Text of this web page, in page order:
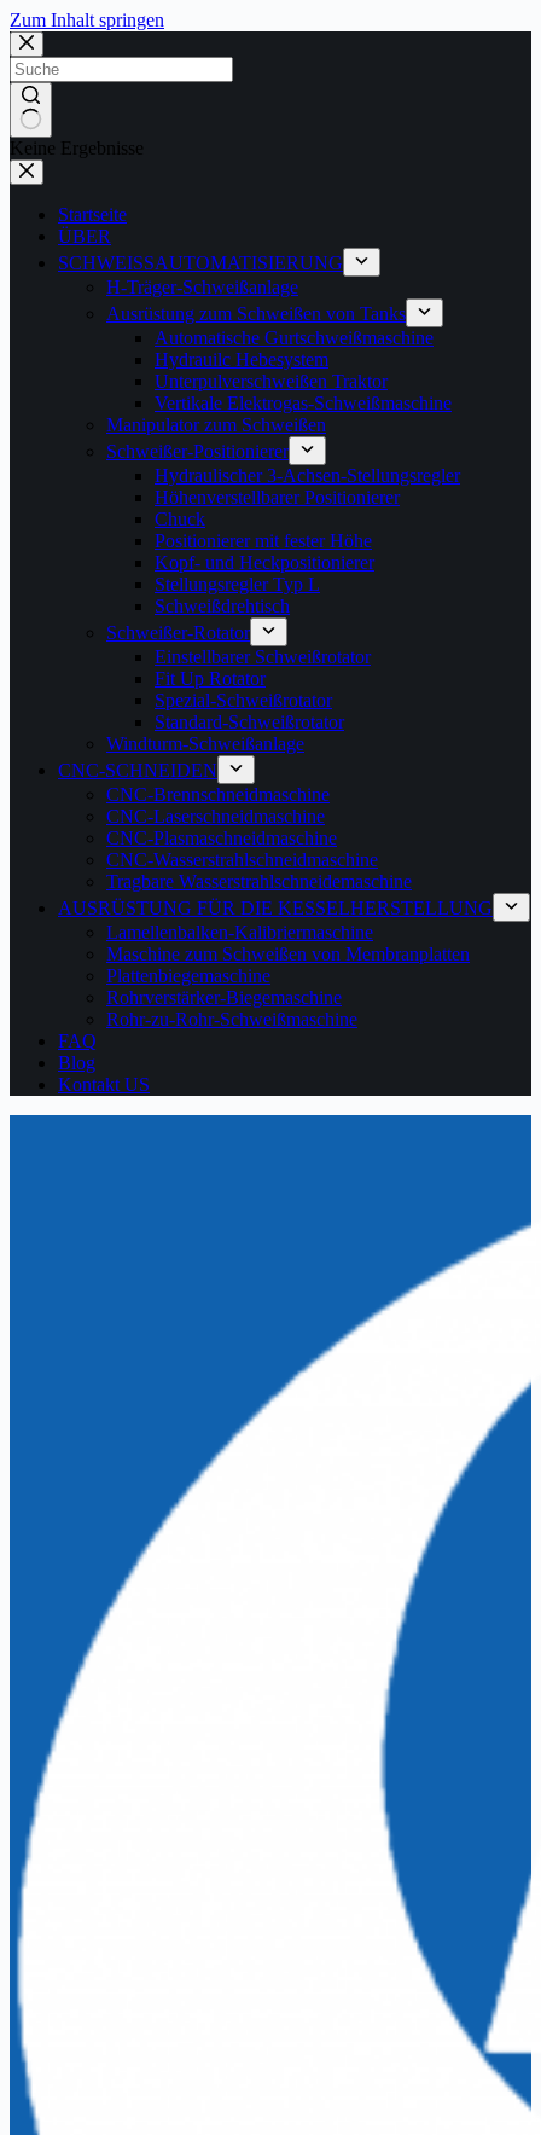
Zum Inhalt springen
Keine Ergebnisse
Startseite
ÜBER
SCHWEISSAUTOMATISIERUNG
H-Träger-Schweißanlage
Ausrüstung zum Schweißen von Tanks
Automatische Gurtschweißmaschine
Hydrauilc Hebesystem
Unterpulverschweißen Traktor
Vertikale Elektrogas-Schweißmaschine
Manipulator zum Schweißen
Schweißer-Positionierer
Hydraulischer 3-Achsen-Stellungsregler
Höhenverstellbarer Positionierer
Chuck
Positionierer mit fester Höhe
Kopf- und Heckpositionierer
Stellungsregler Typ L
Schweißdrehtisch
Schweißer-Rotator
Einstellbarer Schweißrotator
Fit Up Rotator
Spezial-Schweißrotator
Standard-Schweißrotator
Windturm-Schweißanlage
CNC-SCHNEIDEN
CNC-Brennschneidmaschine
CNC-Laserschneidmaschine
CNC-Plasmaschneidmaschine
CNC-Wasserstrahlschneidmaschine
Tragbare Wasserstrahlschneidemaschine
AUSRÜSTUNG FÜR DIE KESSELHERSTELLUNG
Lamellenbalken-Kalibriermaschine
Maschine zum Schweißen von Membranplatten
Plattenbiegemaschine
Rohrverstärker-Biegemaschine
Rohr-zu-Rohr-Schweißmaschine
FAQ
Blog
Kontakt US